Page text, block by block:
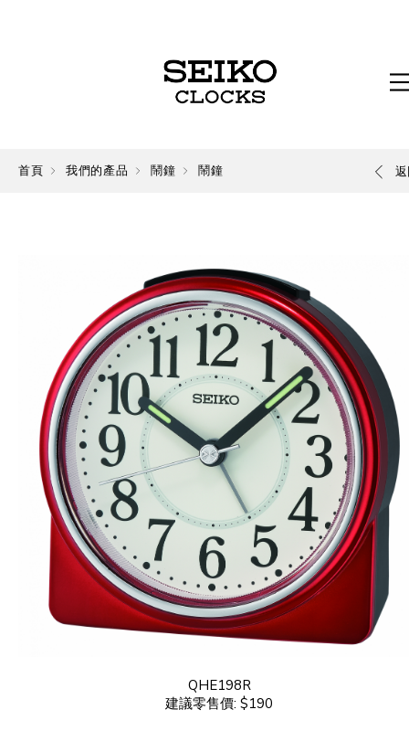
首頁 我們的產品 鬧鐘 鬧鐘
QHE198R
建議零售價: $190